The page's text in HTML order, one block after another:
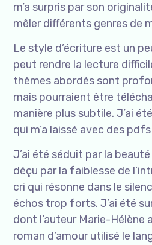
m’a surpris par son
mêler différents genres de
Le style d’écriture est un
peut rendre la lecture
thèmes abordés sont
mais pourraient être
manière plus subtile. J’ai
qui m’a laissé avec des
J’ai été séduit par la
déçu par la faiblesse de
cri qui résonne dans le
échos trop forts. J’ai été
dont l’auteur Marie-Hélène
roman d’amour utilisé le